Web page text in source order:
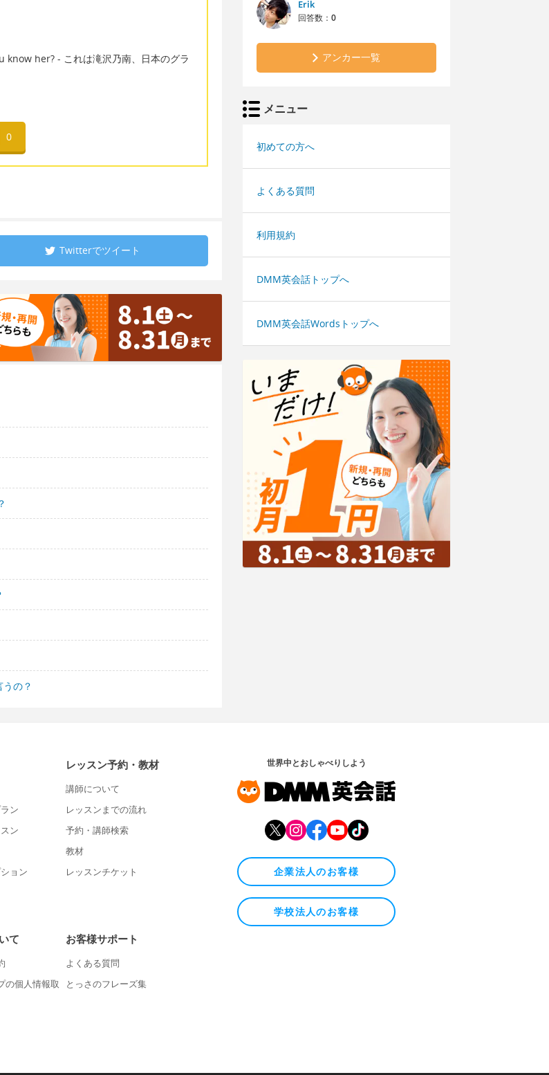
her? - これは滝沢乃南、日本のグラ
0
Twitterでツイート
の？
Erik
回答数： 0
アンカー一覧
メニュー
初めての方へ
よくある質問
利用規約
DMM英会話トップへ
DMM英会話Wordsトップへ
ン
ン
ョン
レッスン予約・教材
講師について
レッスンまでの流れ
予約・講師検索
教材
レッスンチケット
て
の個人情報取
お客様サポート
よくある質問
とっさのフレーズ集
世界中とおしゃべりしよう
企業法人のお客様
学校法人のお客様